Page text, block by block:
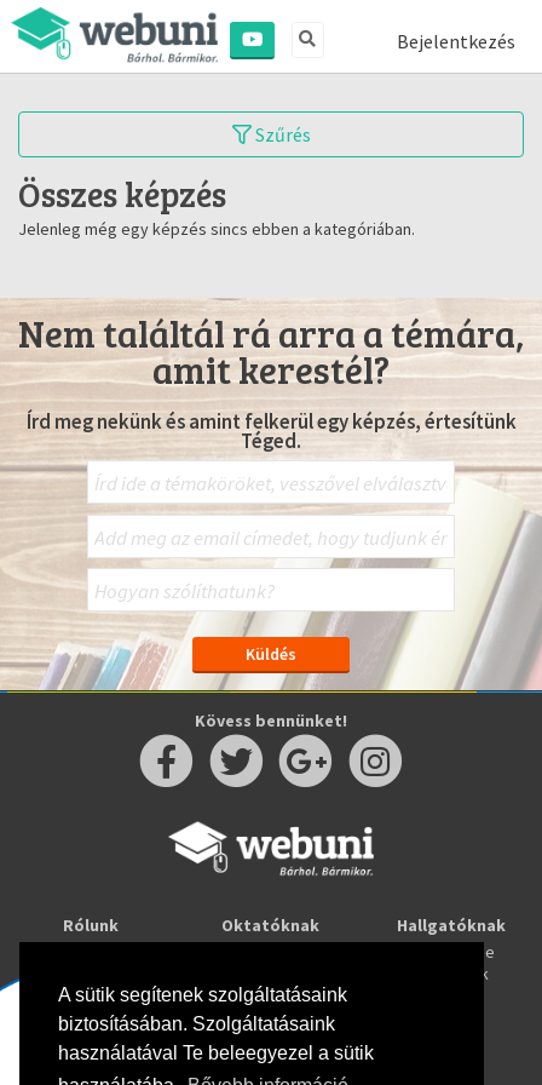
A sütik segítenek szolgáltatásaink
biztosításában. Szolgáltatásaink
használatával Te beleegyezel a sütik
Bejelentkezés
Szűrés
Összes képzés
Jelenleg még egy képzés sincs ebben a kategóriában.
Nem találtál rá arra a témára,
amit kerestél?
Írd meg nekünk és amint felkerül egy képzés, értesítünk
Téged.
Kövess bennünket!
Rólunk
Oktatóknak
Webuni Stúdió
Hallgatóknak
Tanulj online
Képzések
Info
Adatkezelési tájékoztató
ÁSZF